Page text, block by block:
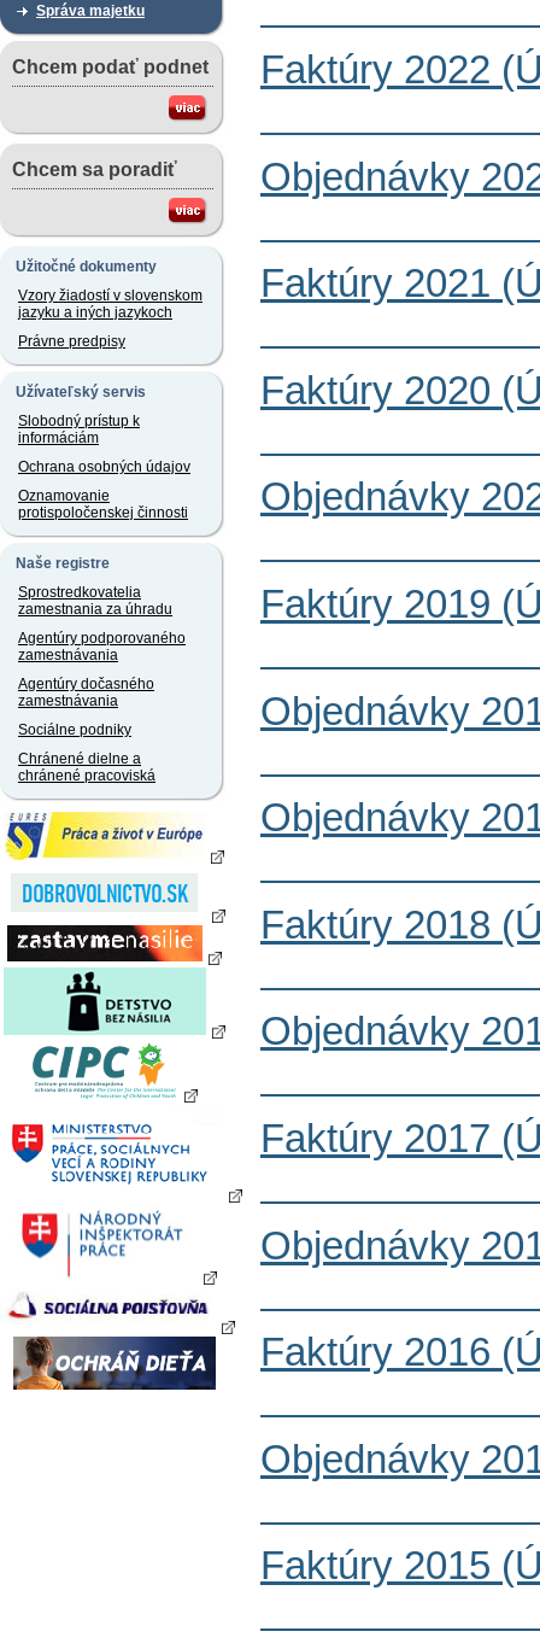
Správa majetku
Chcem podať podnet
Chcem sa poradiť
Užitočné dokumenty
Vzory žiadostí v slovenskom
jazyku a iných jazykoch
Právne predpisy
Užívateľský servis
Slobodný prístup k
informáciám
Ochrana osobných údajov
Oznamovanie
protispoločenskej činnosti
Naše registre
Sprostredkovatelia
zamestnania za úhradu
Agentúry podporovaného
zamestnávania
Agentúry dočasného
zamestnávania
Sociálne podniky
Chránené dielne a
chránené pracoviská
Faktúry 2022
Objednávky
Faktúry 2021
Faktúry 2020
Objednávky
Faktúry 2019
Objednávky
Objednávky
Faktúry 2018
Objednávky
Faktúry 2017
Objednávky
Faktúry 2016
Objednávky
Faktúry 2015